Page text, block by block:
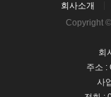
회사소개
Copyright ©
회
주소 :
사